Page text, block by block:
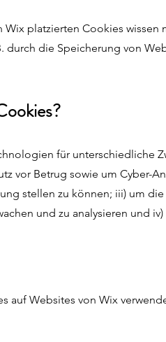
platzierten Cookies wissen
durch die Speicherung von
für unterschiedliche
vor Betrug sowie um Cyber-
stellen zu können; iii) um
und zu analysieren und
auf Websites von Wix